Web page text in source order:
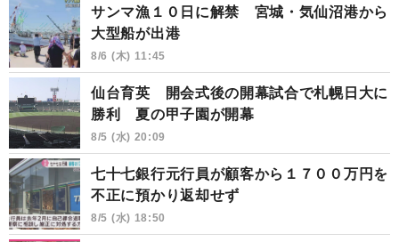
サンマ漁１０日に解禁 宮城・気仙沼港から
大型船が出港
8/6 (木) 11:45
仙台育英 開会式後の開幕試合で札幌日大に
勝利 夏の甲子園が開幕
8/5 (水) 20:09
七十七銀行元行員が顧客から１７００万円を
不正に預かり返却せず
8/5 (水) 18:50